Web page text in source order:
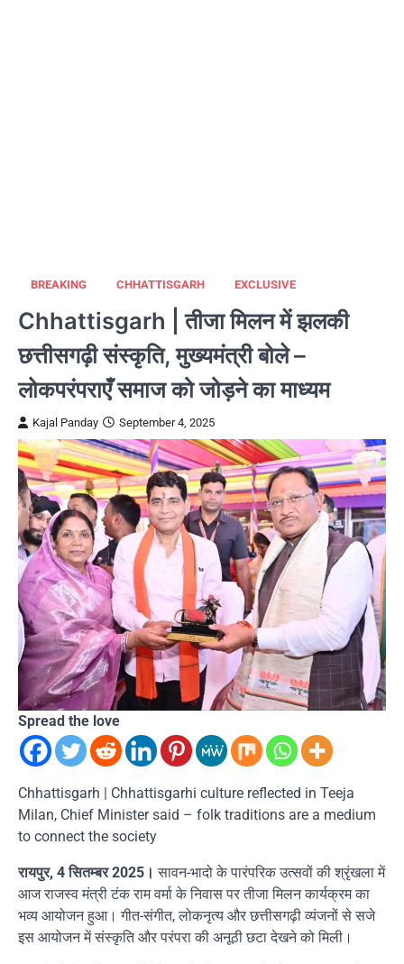
BREAKING CHHATTISGARH EXCLUSIVE
Chhattisgarh | तीजा मिलन में झलकी
छत्तीसगढ़ी संस्कृति, मुख्यमंत्री बोले –
लोकपरंपराएँ समाज को जोड़ने का माध्यम
Kajal Panday September 4, 2025
Spread the love
Chhattisgarh | Chhattisgarhi culture reflected in Teeja
Milan, Chief Minister said – folk traditions are a medium
to connect the society
रायपुर, 4 सितम्बर 2025। सावन-भादो के पारंपरिक उत्सवों की श्रृंखला में
आज राजस्व मंत्री टंक राम वर्मा के निवास पर तीजा मिलन कार्यक्रम का
भव्य आयोजन हुआ। गीत-संगीत, लोकनृत्य और छत्तीसगढ़ी व्यंजनों से सजे
इस आयोजन में संस्कृति और परंपरा की अनूठी छटा देखने को मिली।